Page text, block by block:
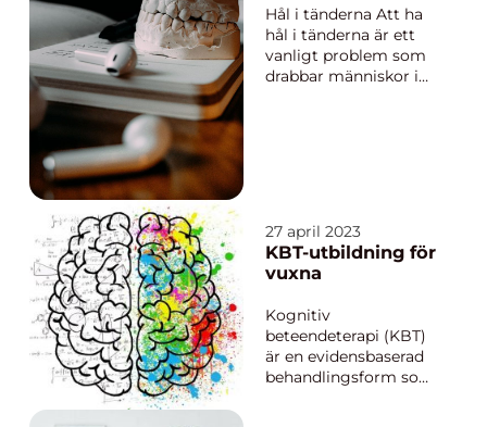
mångfal...
ativ
Hål i tänderna Att ha
hål i tänderna är ett
vanligt problem som
drabbar människor i
27 april 2023
KBT-utbildning för
vuxna
Kognitiv
beteendeterapi (KBT)
är en evidensbaserad
behandlingsform som